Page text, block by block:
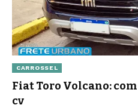
CARROSSEL
Fiat Toro Volcano:
cv